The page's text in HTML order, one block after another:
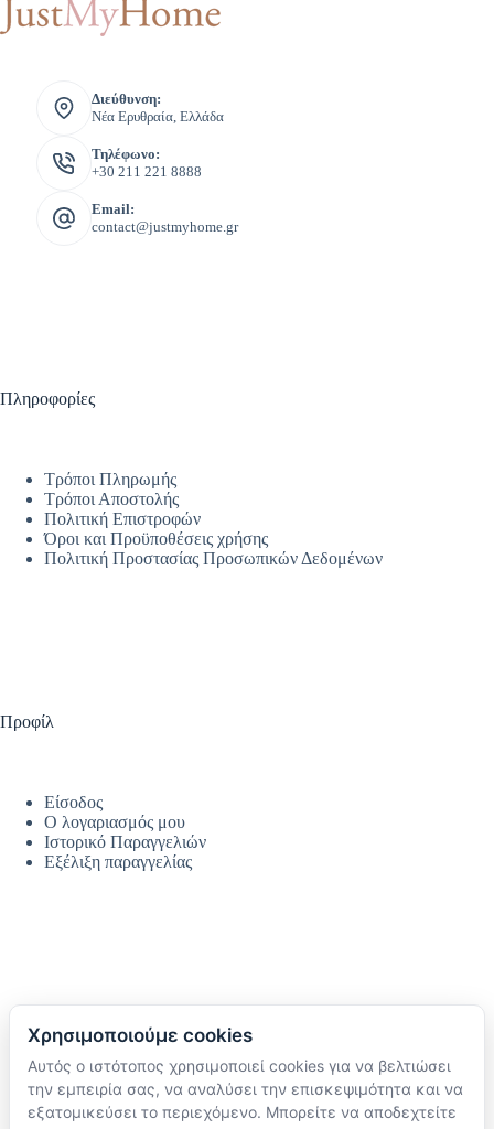
Διεύθυνση:
Νέα Ερυθραία, Ελλάδα
Τηλέφωνο:
+30 211 221 8888
Email:
contact@justmyhome.gr
Πληροφορίες
Τρόποι Πληρωμής
Τρόποι Αποστολής
Πολιτική Επιστροφών
Όροι και Προϋποθέσεις χρήσης
Πολιτική Προστασίας Προσωπικών Δεδομένων
Προφίλ
Είσοδος
Ο λογαριασμός μου
Ιστορικό Παραγγελιών
Εξέλιξη παραγγελίας
Ακολουθήστε μας
TikTok
Instagram
Χρησιμοποιούμε cookies
Αυτός ο ιστότοπος χρησιμοποιεί cookies για να βελτιώσει
την εμπειρία σας, να αναλύσει την επισκεψιμότητα και να
εξατομικεύσει το περιεχόμενο. Μπορείτε να αποδεχτείτε